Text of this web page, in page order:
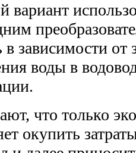
вариант
в зависимости
воды в
что только
окупить